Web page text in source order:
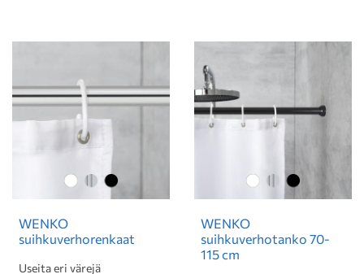
WENKO
suihkuverhorenkaat
Useita eri värejä
WENKO
suihkuverhotanko 70-
115 cm